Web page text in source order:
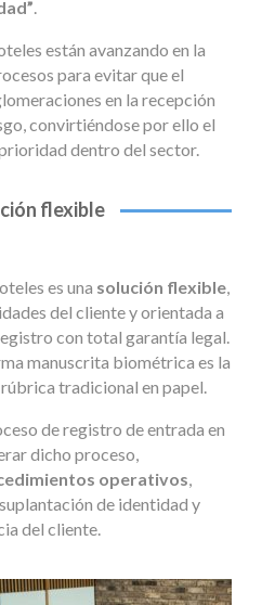
.
están avanzando en la
para evitar que el
en la recepción
convirtiéndose por ello el
dentro del sector.
flexible
es una solución flexible,
del cliente y orientada a
con total garantía legal.
manuscrita biométrica es la
tradicional en papel.
de registro de entrada en
dicho proceso,
operativos,
de identidad y
del cliente.